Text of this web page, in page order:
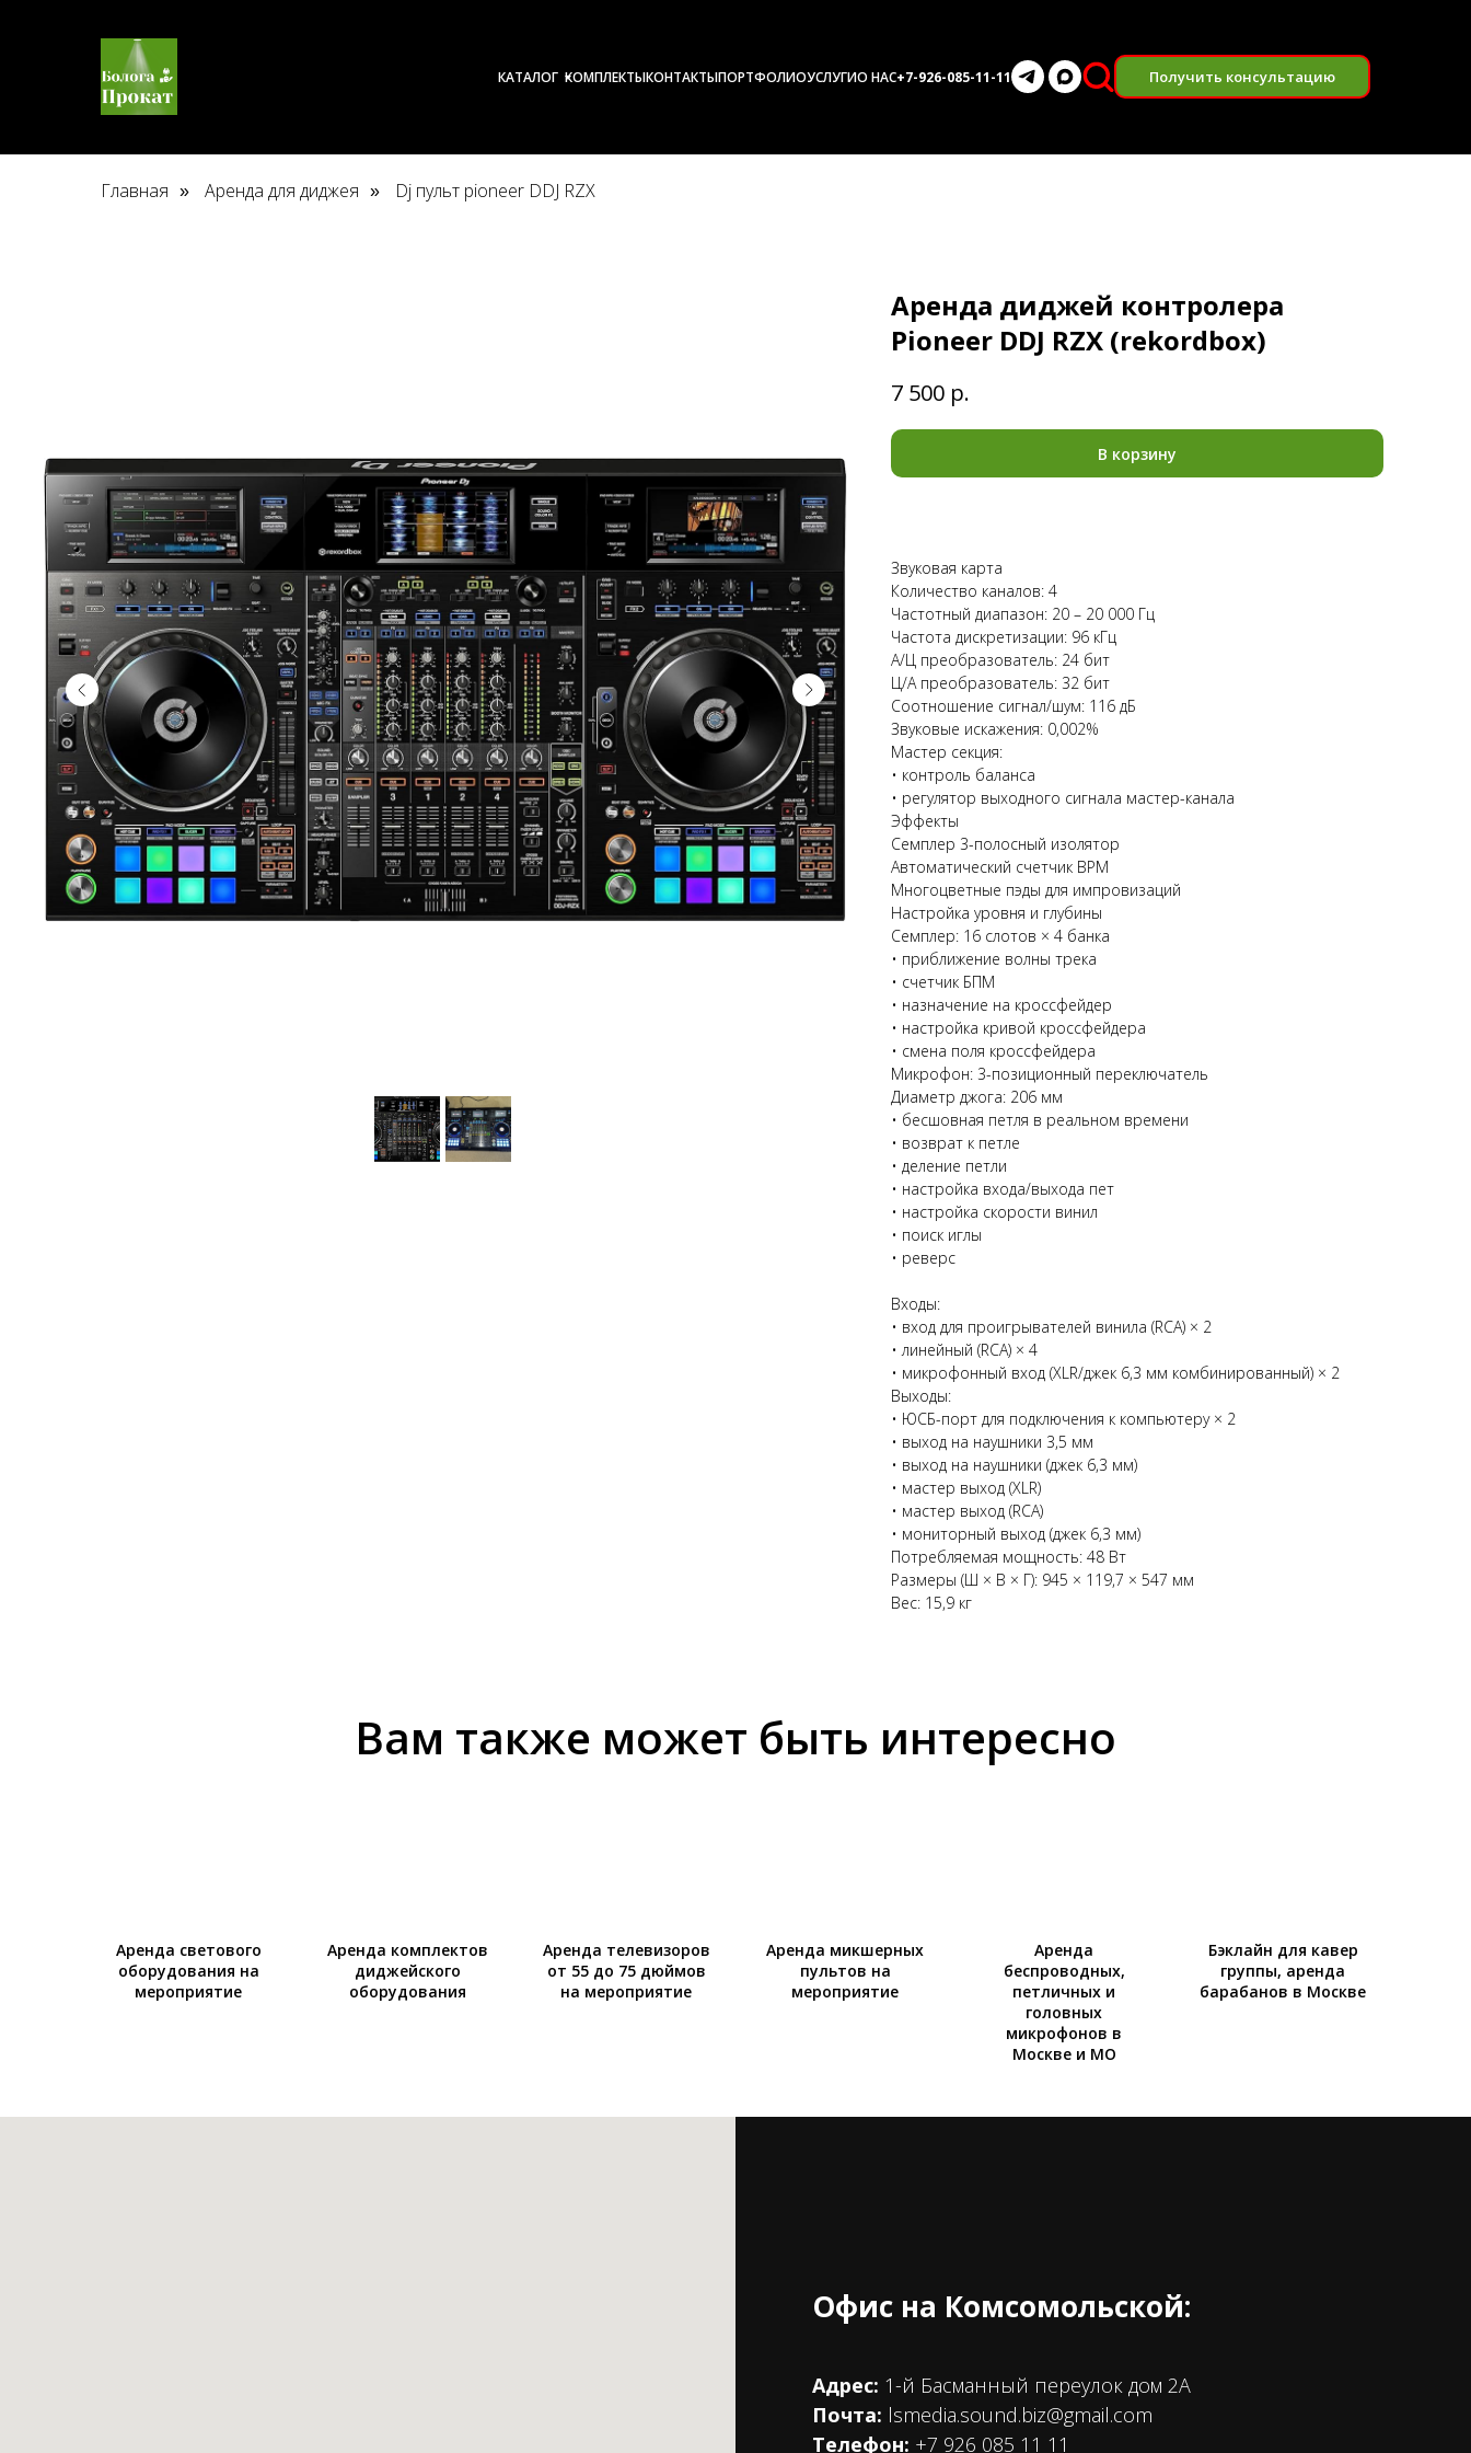
КАТАЛОГ КОМПЛЕКТЫКОНТАКТЫПОРТФОЛИОУСЛУГИО НАС+7-926-085-11-11 Получить консультацию
Главная » Аренда для диджея » Dj пульт pioneer DDJ RZX
Аренда диджей контролера
Pioneer DDJ RZX (rekordbox)
7 500 р.
В корзину
Звуковая карта
Количество каналов: 4
Частотный диапазон: 20 – 20 000 Гц
Частота дискретизации: 96 кГц
А/Ц преобразователь: 24 бит
Ц/А преобразователь: 32 бит
Соотношение сигнал/шум: 116 дБ
Звуковые искажения: 0,002%
Мастер секция:
• контроль баланса
• регулятор выходного сигнала мастер-канала
Эффекты
Семплер 3-полосный изолятор
Автоматический счетчик BPM
Многоцветные пэды для импровизаций
Настройка уровня и глубины
Семплер: 16 слотов × 4 банка
• приближение волны трека
• счетчик БПМ
• назначение на кроссфейдер
• настройка кривой кроссфейдера
• смена поля кроссфейдера
Микрофон: 3-позиционный переключатель
Диаметр джога: 206 мм
• бесшовная петля в реальном времени
• возврат к петле
• деление петли
• настройка входа/выхода пет
• настройка скорости винил
• поиск иглы
• реверс
Входы:
• вход для проигрывателей винила (RCA) × 2
• линейный (RCA) × 4
• микрофонный вход (XLR/джек 6,3 мм комбинированный) × 2
Выходы:
• ЮСБ-порт для подключения к компьютеру × 2
• выход на наушники 3,5 мм
• выход на наушники (джек 6,3 мм)
• мастер выход (XLR)
• мастер выход (RCA)
• мониторный выход (джек 6,3 мм)
Потребляемая мощность: 48 Вт
Размеры (Ш × В × Г): 945 × 119,7 × 547 мм
Вес: 15,9 кг
Вам также может быть интересно
Аренда светового
оборудования на
мероприятие
Аренда комплектов
диджейского
оборудования
Аренда телевизоров
от 55 до 75 дюймов
на мероприятие
Аренда микшерных
пультов на
мероприятие
Аренда
беспроводных,
петличных и
головных
микрофонов в
Москве и МО
Бэклайн для кавер
группы, аренда
барабанов в Москве
Офис на Комсомольской:
Адрес: 1-й Басманный переулок дом 2А
Почта: lsmedia.sound.biz@gmail.com
Телефон: +7 926 085 11 11